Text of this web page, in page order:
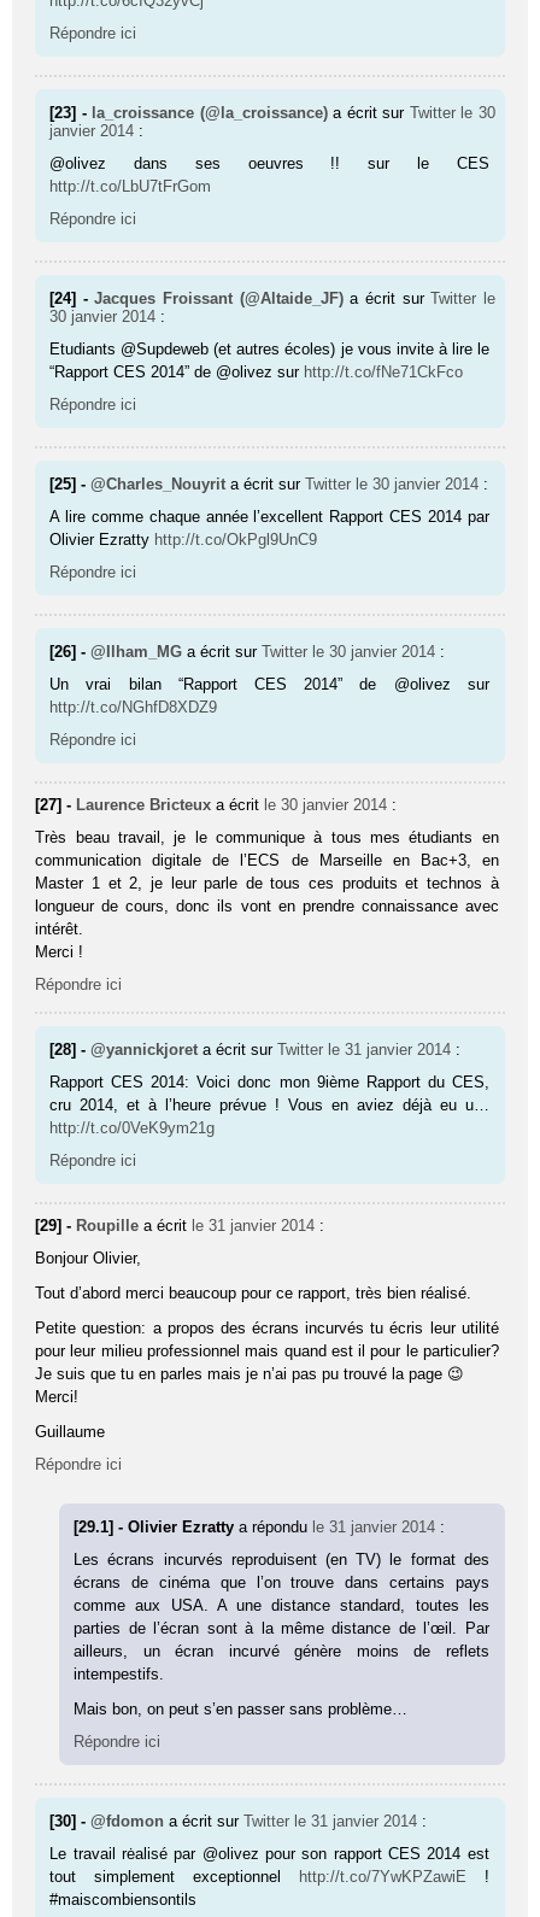
Répondre ici
[23] - la_croissance (@la_croissance) a écrit sur Twitter le 30
janvier 2014 :
@olivez dans ses oeuvres !! sur le CES
http://t.co/LbU7tFrGom
Répondre ici
[24] -Jacques Froissant (@Altaide_JF) a écrit surTwitter le
30 janvier 2014 :
Etudiants @Supdeweb (et autres écoles) je vous invite à lire le
“Rapport CES 2014” de @olivez sur http://t.co/fNe71CkFco
Répondre ici
[25] -@Charles_Nouyrit a écrit surTwitter le 30 janvier 2014 :
A lire comme chaque année l’excellent Rapport CES 2014 par
Olivier Ezratty http://t.co/OkPgl9UnC9
Répondre ici
[26] -@Ilham_MG a écrit surTwitter le 30 janvier 2014 :
Un vrai bilan “Rapport CES 2014” de @olivez sur
http://t.co/NGhfD8XDZ9
Répondre ici
[27] - Laurence Bricteux a écrit le 30 janvier 2014 :
Très beau travail, je le communique à tous mes étudiants en
communication digitale de l’ECS de Marseille en Bac+3, en
Master 1 et 2, je leur parle de tous ces produits et technos à
longueur de cours, donc ils vont en prendre connaissance avec
intérêt.
Merci !
Répondre ici
[28] -@yannickjoret a écrit surTwitter le 31 janvier 2014 :
Rapport CES 2014: Voici donc mon 9ième Rapport du CES,
cru 2014, et à l’heure prévue ! Vous en aviez déjà eu u…
http://t.co/0VeK9ym21g
Répondre ici
[29] - Roupille a écrit le 31 janvier 2014 :
Bonjour Olivier,
Tout d’abord merci beaucoup pour ce rapport, très bien réalisé.
Petite question: a propos des écrans incurvés tu écris leur utilité
pour leur milieu professionnel mais quand est il pour le particulier?
Je suis que tu en parles mais je n’ai pas pu trouvé la page 😉
Merci!
Guillaume
Répondre ici
[29.1] - Olivier Ezrattya répondu le 31 janvier 2014 :
Les écrans incurvés reproduisent (en TV) le format des
écrans de cinéma que l’on trouve dans certains pays
comme aux USA. A une distance standard, toutes les
parties de l’écran sont à la même distance de l’œil. Par
ailleurs, un écran incurvé génère moins de reflets
intempestifs.
Mais bon, on peut s’en passer sans problème…
Répondre ici
[30] -@fdomon a écrit surTwitter le 31 janvier 2014 :
Le travail rėalisé par @olivez pour son rapport CES 2014 est
tout simplement exceptionnel http://t.co/7YwKPZawiE !
#maiscombiensontils